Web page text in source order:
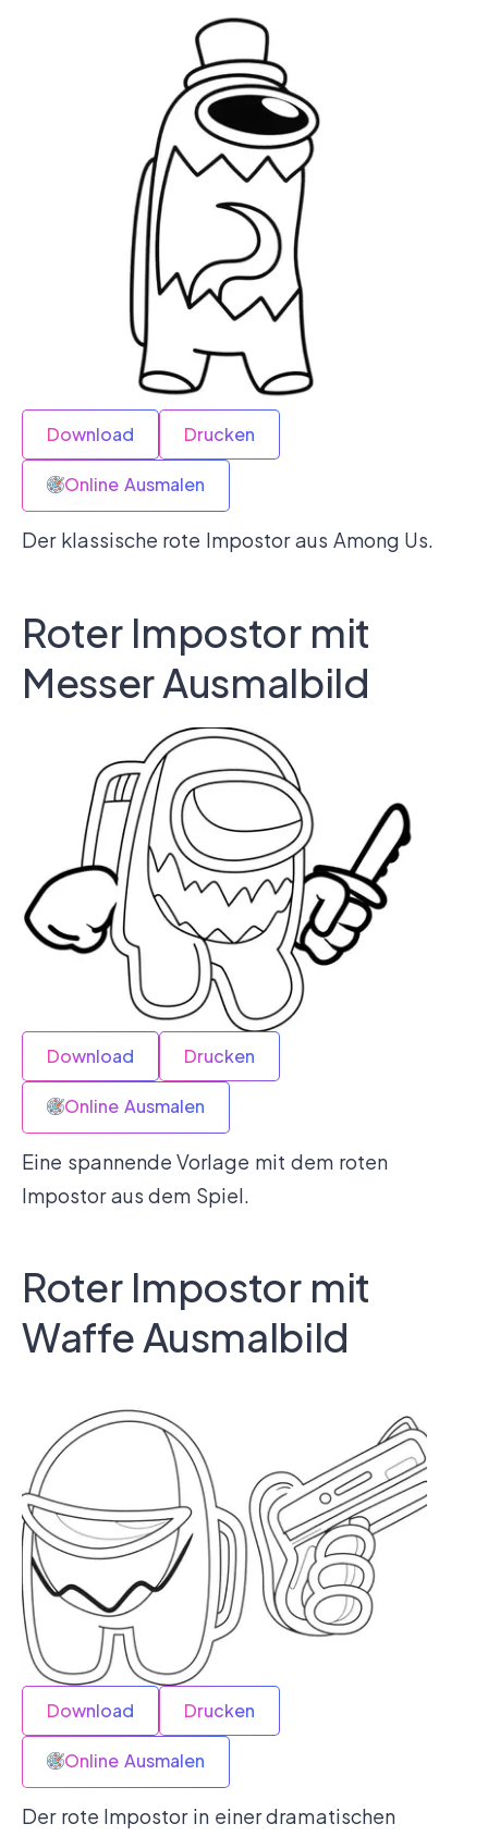
Download Drucken
Online Ausmalen
Der klassische rote Impostor aus Among Us.
Roter Impostor mit
Messer Ausmalbild
Download Drucken
Online Ausmalen
Eine spannende Vorlage mit dem roten
Impostor aus dem Spiel.
Roter Impostor mit
Waffe Ausmalbild
Download Drucken
Online Ausmalen
Der rote Impostor in einer dramatischen